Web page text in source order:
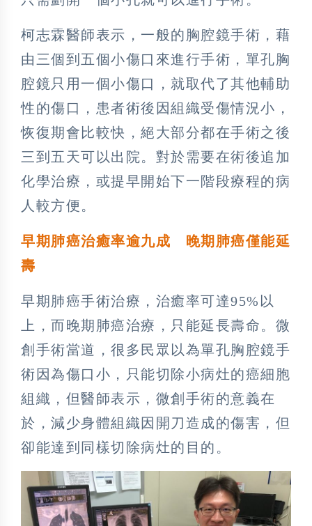
柯志霖醫師表示，一般的胸腔鏡手術，藉
由三個到五個小傷口來進行手術，單孔胸
腔鏡只用一個小傷口，就取代了其他輔助
性的傷口，患者術後因組織受傷情況小，
恢復期會比較快，絕大部分都在手術之後
三到五天可以出院。對於需要在術後追加
化學治療，或提早開始下一階段療程的病
人較方便。
早期肺癌治癒率逾九成 晚期肺癌僅能延
壽
早期肺癌手術治療，治癒率可達95%以
上，而晚期肺癌治療，只能延長壽命。微
創手術當道，很多民眾以為單孔胸腔鏡手
術因為傷口小，只能切除小病灶的癌細胞
組織，但醫師表示，微創手術的意義在
於，減少身體組織因開刀造成的傷害，但
卻能達到同樣切除病灶的目的。